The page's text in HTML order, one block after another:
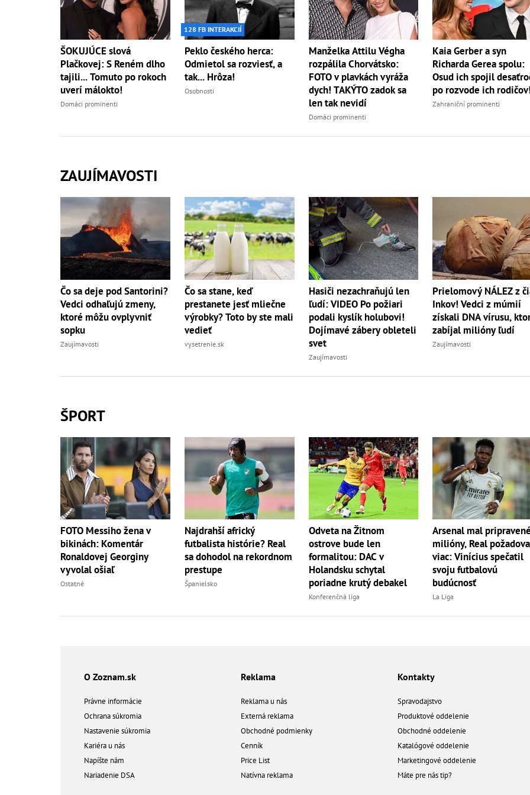
ŠOKUJÚCE slová
Plačkovej: S Reném dlho
tajili... Tomuto po rokoch
uverí málokto!
Domáci prominenti
128 FB INTERAKCIÍ
Peklo českého herca:
Odmietol sa rozviesť, a
tak... Hrôza!
Osobnosti
Manželka Attilu Végha
rozpálila Chorvátsko:
FOTO v plavkách vyráža
dych! TAKÝTO zadok sa
len tak nevidí
Domáci prominenti
Kaia Gerber a syn
Richarda Gerea spolu:
Osud ich spojil
po rozvode ich
Zahraniční prominenti
ZAUJÍMAVOSTI
Čo sa deje pod Santorini?
Vedci odhaľujú zmeny,
ktoré môžu ovplyvniť
sopku
Zaujímavosti
Čo sa stane, keď
prestanete jesť mliečne
výrobky? Toto by ste mali
vedieť
vysetrenie.sk
Hasiči nezachraňujú len
ľudí: VIDEO Po požiari
podali kyslík holubovi!
Dojímavé zábery obleteli
svet
Zaujímavosti
Prielomový NÁLEZ z
Inkov! Vedci z múmií
získali DNA vírusu,
zabíjal milióny ľudí
Zaujímavosti
ŠPORT
FOTO Messiho žena v
bikinách: Komentár
Ronaldovej Georginy
vyvolal ošiaľ
Ostatné
Najdrahší africký
futbalista histórie? Real
sa dohodol na rekordnom
prestupe
Španielsko
Odveta na Žitnom
ostrove bude len
formalitou: DAC v
Holandsku schytal
poriadne krutý debakel
Konferenčná liga
Arsenal mal
milióny, Real
viac: Vinícius spečatil
svoju futbalovú
budúcnosť
La Liga
O Zoznam.sk
Právne informácie
Ochrana súkromia
Nastavenie súkromia
Kariéra u nás
Napíšte nám
Nariadenie DSA
Reklama
Reklama u nás
Externá reklama
Obchodné podmienky
Cenník
Price List
Natívna reklama
Kontakty
Spravodajstvo
Produktové oddelenie
Obchodné oddelenie
Katalógové oddelenie
Marketingové oddelenie
Máte pre nás tip?